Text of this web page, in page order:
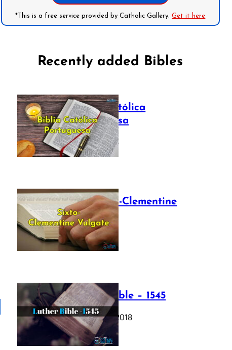
*This is a free service provided by Catholic Gallery.Get it here
Recently added Bibles
Bíblia Católica
Portuguesa
July 16, 2025
The Sixto-Clementine
Vulgate
July 12, 2025
Luther Bible – 1545
October 17, 2018